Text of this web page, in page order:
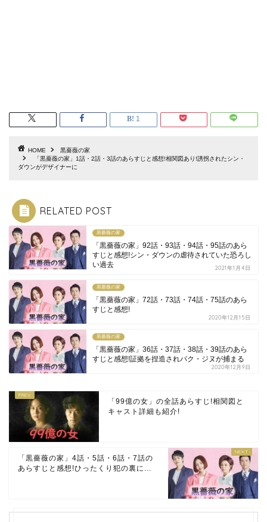
1
HOME
黒薔薇の家
「黒薔薇の家」1話・2話・3話のあらすじと感想!相関図あり!誘拐されたシン・
ダウンがデザイナーに
RELATED POST
黒薔薇の家
「黒薔薇の家」92話・93話・94話・95話のあら
すじと感想!シン・ダウンの虐待されていた恐ろし
い過去
2021年1月4日
黒薔薇の家
「黒薔薇の家」72話・73話・74話・75話のあら
すじと感想!
2020年12月15日
黒薔薇の家
「黒薔薇の家」36話・37話・38話・39話のあら
すじと感想!証拠を捏造されパク・ジヌが捕まる
2020年12月9日
「99億の女」の全話あらすじ!相関図と
キャスト詳細も紹介!
「黒薔薇の家」4話・5話・6話・7話の
あらすじと感想!ひったくり犯の裏に...